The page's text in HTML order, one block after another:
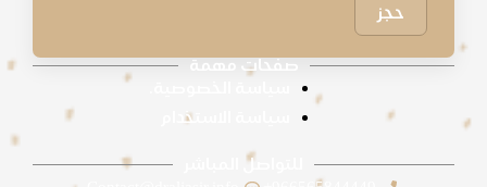
حجز
صفحات مهمة
سياسة الاستخدام
للتواصل المباشر